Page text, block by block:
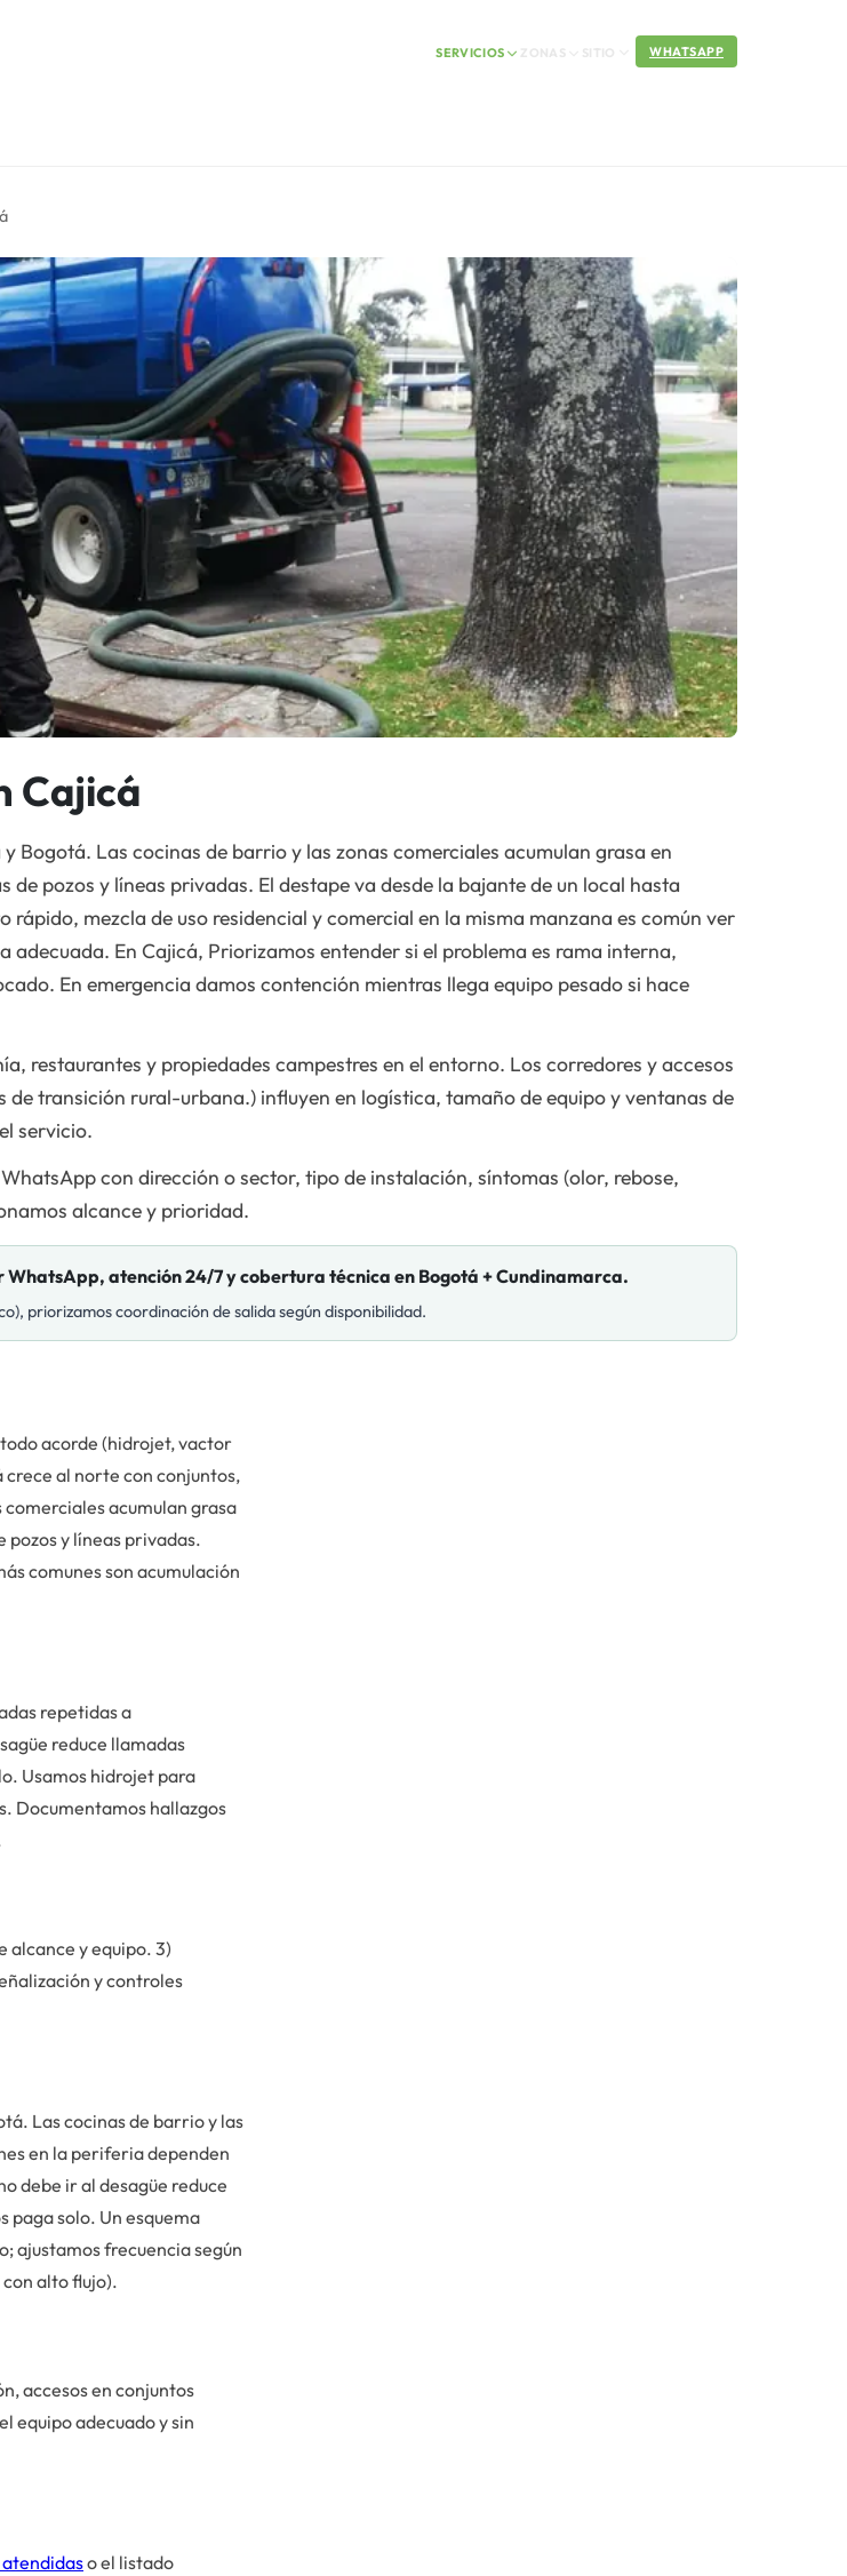
SERVICIOS WHATSAPP
Cajicá
Las cocinas de barrio y las zonas comerciales acumulan grasa en
pozos y líneas privadas. El destape va desde la bajante de un local hasta
mezcla de uso residencial y comercial en la misma manzana es común ver
En Cajicá, Priorizamos entender si el problema es rama interna,
En emergencia damos contención mientras llega equipo pesado si hace
restaurantes y propiedades campestres en el entorno. Los corredores y accesos
transición rural-urbana.) influyen en logística, tamaño de equipo y ventanas de
servicio.
con dirección o sector, tipo de instalación, síntomas (olor, rebose,
alcance y prioridad.
WhatsApp, atención 24/7 y cobertura técnica en Bogotá + Cundinamarca.
priorizamos coordinación de salida según disponibilidad.
acorde (hidrojet, vactor
al norte con conjuntos,
acumulan grasa
pozos y líneas privadas.
comunes son acumulación
repetidas a
reduce llamadas
Usamos hidrojet para
Documentamos hallazgos
alcance y equipo. 3)
y controles
Las cocinas de barrio y las
en la periferia dependen
debe ir al desagüe reduce
paga solo. Un esquema
ajustamos frecuencia según
alto flujo).
accesos en conjuntos
equipo adecuado y sin
o el listado